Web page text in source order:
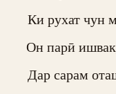
Ки рухат чун
Он парӣ
Дар сарам